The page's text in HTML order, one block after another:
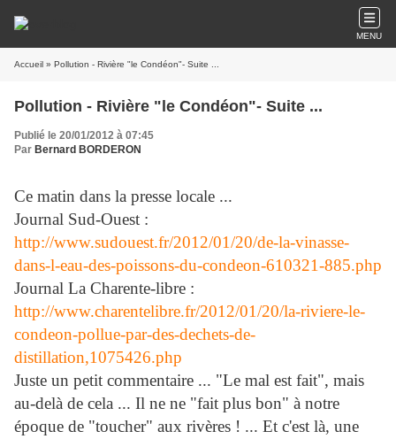
MENU
Accueil » Pollution - Rivière "le Condéon"- Suite ...
Pollution - Rivière "le Condéon"- Suite ...
Publié le 20/01/2012 à 07:45
Par Bernard BORDERON
Ce matin dans la presse locale ...
Journal Sud-Ouest :
http://www.sudouest.fr/2012/01/20/de-la-vinasse-
dans-l-eau-des-poissons-du-condeon-610321-885.php
Journal La Charente-libre :
http://www.charentelibre.fr/2012/01/20/la-riviere-le-
condeon-pollue-par-des-dechets-de-
distillation,1075426.php
Juste un petit commentaire ... "Le mal est fait", mais
au-delà de cela ... Il ne ne "fait plus bon" à notre
époque de "toucher" aux rivères ! ... Et c'est là, une